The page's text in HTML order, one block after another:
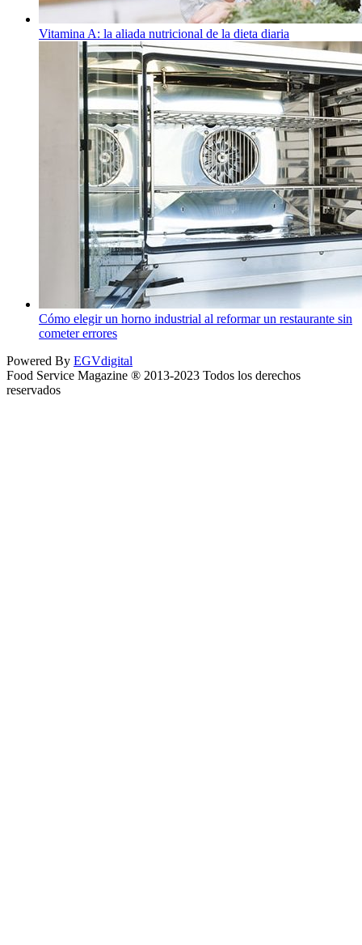
Vitamina A: la aliada nutricional de la dieta diaria
Cómo elegir un horno industrial al reformar un restaurante sin
cometer errores
Powered By EGVdigital
Food Service Magazine ® 2013-2023 Todos los derechos
reservados